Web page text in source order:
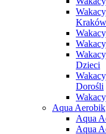
Kraków
Dzieci
Dorośli
Aqua Aerobik
Aqua
Aqua